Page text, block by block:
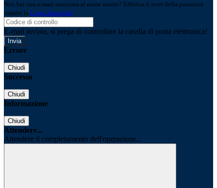
Non hai una e-mail associata al nome utente? Effettua il reset della password
tramite la Login Spaggiari
E-mail inviata, si prega di controllare la casella di posta elettronica!
Errore
Chiudi
Successo
Chiudi
Informazione
Chiudi
Attendere...
Attendere il completamento dell'operazione...